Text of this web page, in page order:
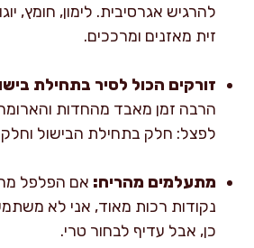
להרגיש אגרסיבית. לימון, חומץ,
זית מאזנים ומרככים.
זורקים הכול לסיר בתחילת
הרבה זמן מאבד מהחדות
לפצל: חלק בתחילת הבישול וחלק
מתעלמים מהריח: אם הפלפל
נקודות רכות מאוד, אני לא
כן, אבל עדיף לבחור טרי.